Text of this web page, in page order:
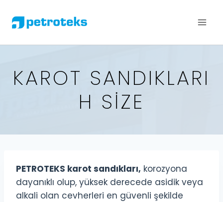
KAROT SANDIKLARI
H SIZE
PETROTEKS karot sandıkları, korozyona
dayanıklı olup, yüksek derecede asidik veya
alkali olan cevherleri en güvenli şekilde